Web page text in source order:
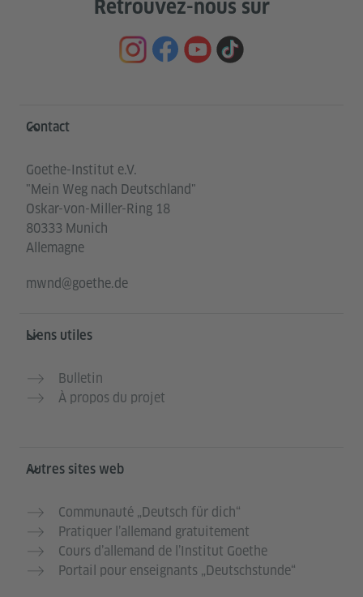
Retrouvez-nous sur
Service- und Informationsbereich
Contact
Goethe-Institut e.V.
"Mein Weg nach Deutschland"
Oskar-von-Miller-Ring 18
80333 Munich
Allemagne
mwnd@goethe.de
Liens utiles
Bulletin
À propos du projet
Autres sites web
Communauté „Deutsch für dich“
Pratiquer l’allemand gratuitement
Cours d’allemand de l’Institut Goethe
Portail pour enseignants „Deutschstunde“